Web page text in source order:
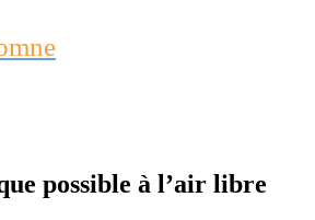
possible à l’air libre